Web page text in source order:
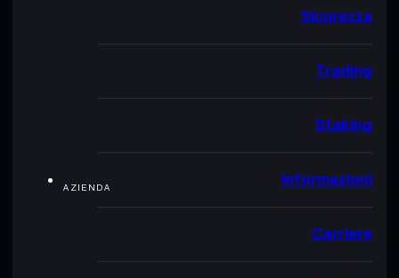
Sicurezza
Trading
Staking
AZIENDA Informazioni
Carriere